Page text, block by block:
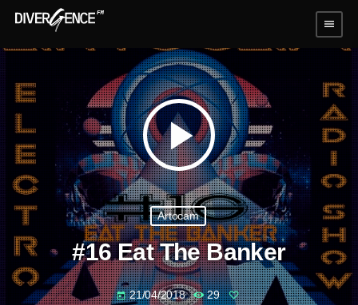
menu
play_arrow
Artocam
#16 Eat The Banker
today 21/04/2018 29